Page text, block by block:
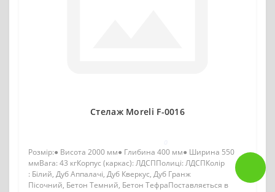
Стелаж Moreli F-0016
Розмір:● Висота 2000 мм● Глибина 400 мм● Ширина 550
ммВага: 43 кгКорпус (каркас): ЛДСППолиці: ЛДСПКолір
: Білий, Дуб Аппалачі, Дуб Кверкус, Дуб Гранж
Пісочний, Бетон Темний, Бетон ТефраПоставляється в